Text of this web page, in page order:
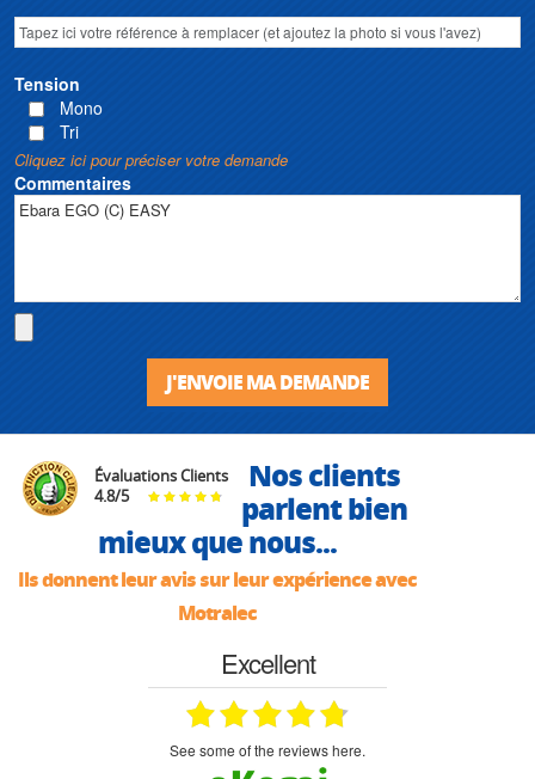
Tension
Mono
Tri
Cliquez ici pour préciser votre demande
Commentaires
J'ENVOIE MA DEMANDE
Évaluations Clients
4.8/5
Nos clients
parlent bien
mieux que nous...
Ils donnent leur avis sur leur expérience avec
Motralec
Excellent
see some of the reviews here.